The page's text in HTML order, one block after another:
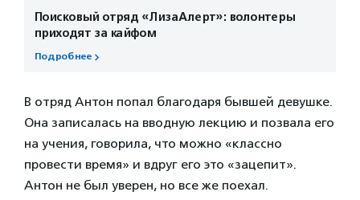
Поисковый отряд «ЛизаАлерт»: волонтеры
приходят за кайфом
Подробнее
В отряд Антон попал благодаря бывшей девушке.
Она записалась на вводную лекцию и позвала его
на учения, говорила, что можно «классно
провести время» и вдруг его это «зацепит».
Антон не был уверен, но все же поехал.